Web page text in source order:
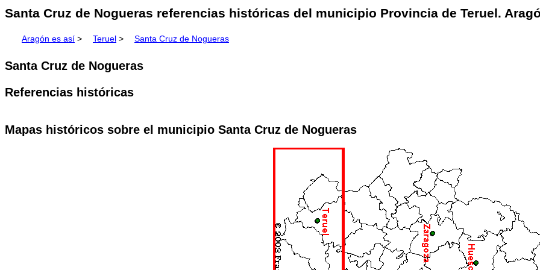
Santa Cruz de Nogueras referencias históricas del municipio Provincia de Teruel.
Aragón es así > Teruel > Santa Cruz de Nogueras
Santa Cruz de Nogueras
Referencias históricas
Mapas históricos sobre el municipio Santa Cruz de Nogueras